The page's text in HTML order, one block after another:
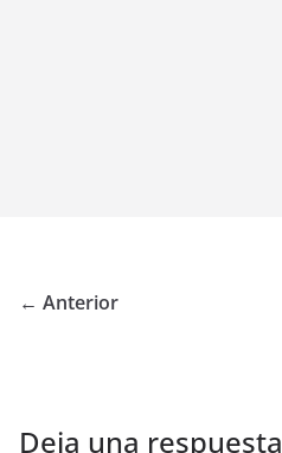
← Anterior
Deja una respuesta